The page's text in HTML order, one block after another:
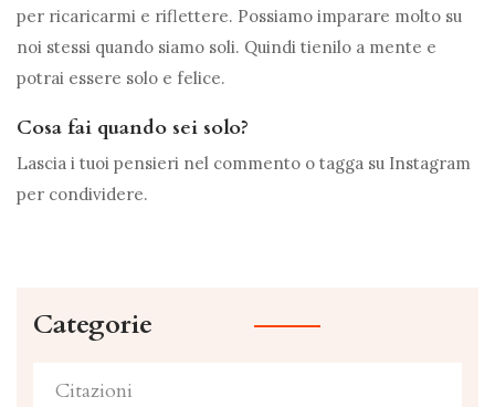
per ricaricarmi e riflettere. Possiamo imparare molto su
noi stessi quando siamo soli. Quindi tienilo a mente e
potrai essere solo e felice.
Cosa fai quando sei solo?
Lascia i tuoi pensieri nel commento o tagga su Instagram
per condividere.
Categorie
Citazioni